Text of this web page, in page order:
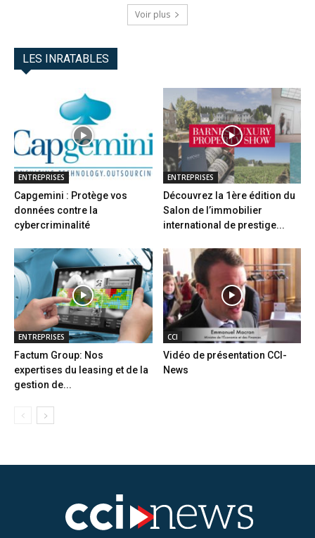
Voir plus
LES INRATABLES
ENTREPRISES
Capgemini : Protège vos
données contre la
cybercriminalité
ENTREPRISES
Découvrez la 1ère édition du
Salon de l’immobilier
international de prestige...
ENTREPRISES
Factum Group: Nos
expertises du leasing et de la
gestion de...
CCI
Vidéo de présentation CCI-
News